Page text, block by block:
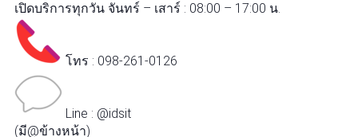
เปิดบริการทุกวัน จันทร์ – เสาร์ : 08:00 – 17:00 น.
โทร : 098-261-0126
Line : @idsit
(มี@ข้างหน้า)